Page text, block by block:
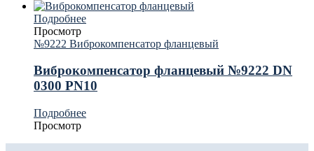
Подробнее
Просмотр
№9222 Виброкомпенсатор фланцевый
Виброкомпенсатор фланцевый №9222 DN
0300 PN10
Подробнее
Просмотр